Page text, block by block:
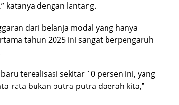
katanya dengan lantang.
dari belanja modal yang hanya
tahun 2025 ini sangat berpengaruh
terealisasi sekitar 10 persen ini, yang
rata bukan putra-putra daerah kita,”